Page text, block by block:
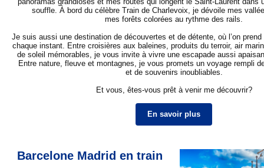
souffle. À bord du célèbre Train de Charlevoix, je dévoile mes
mes forêts colorées au rythme des rails.
Je suis aussi une destination de découvertes et de détente, où l’on
chaque instant. Entre croisières aux baleines, produits du terroir, air
de soleil mémorables, je vous invite à vivre une escapade aussi
Entre nature, fleuve et montagnes, je vous promets un voyage rempli
et de souvenirs inoubliables.
Et vous, êtes-vous prêt à venir me découvrir?
En savoir plus
Barcelone Madrid en train